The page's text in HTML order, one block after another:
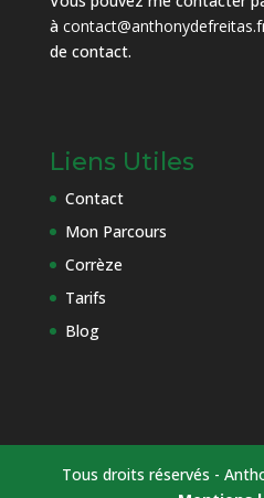
à
de contact.
Liens Utiles
Contact
Mon Parcours
Corrèze
Tarifs
Blog
Tous droits réservés -